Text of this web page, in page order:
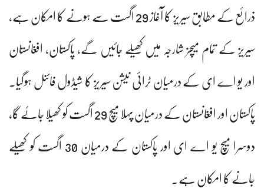
ذرائع کے مطابق سیریز کا آغاز 29 اگست سے ہونے کا امکان ہے،
سیریز کے تمام میچز شارجہ میں کھیلے جائیں گے، پاکستان، افغانستان
اور یو اے ای کے درمیان ٹرائی نیشن سیریز کا شیڈول فائنل ہوگیا۔
پاکستان اور افغانستان کے درمیان پہلا میچ 29 اگست کو کھیلا جائے گا،
دوسرا میچ یو اے ای اور پاکستان کے درمیان 30 اگست کو کھیلے
جانے کا امکان ہے۔